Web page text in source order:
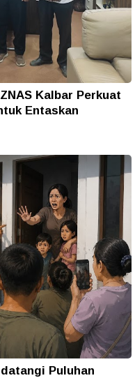
Kalbar Perkuat
Entaskan
Puluhan